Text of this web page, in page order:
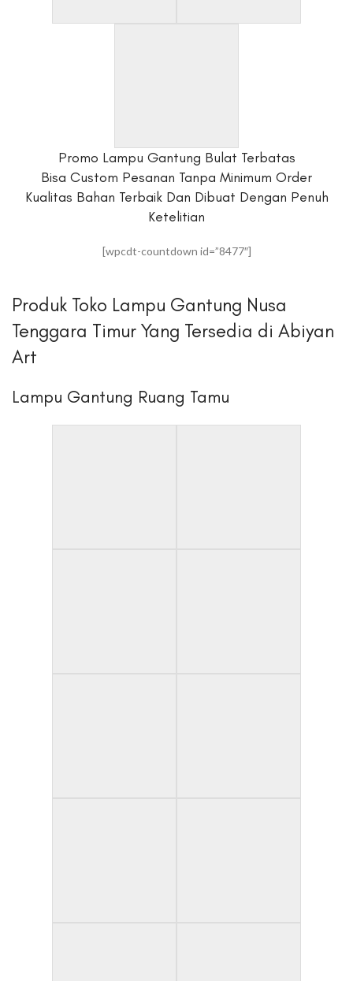
Promo Lampu Gantung Bulat Terbatas
Bisa Custom Pesanan Tanpa Minimum Order
Kualitas Bahan Terbaik Dan Dibuat Dengan Penuh
Ketelitian
[wpcdt-countdown id=”8477″]
Produk Toko Lampu Gantung Nusa
Tenggara Timur Yang Tersedia di Abiyan
Art
Lampu Gantung Ruang Tamu